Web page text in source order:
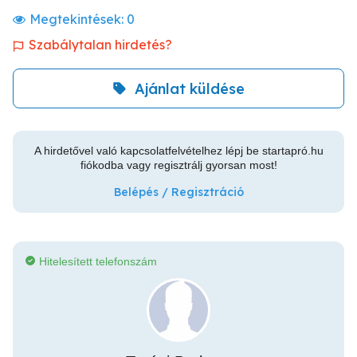
Megtekintések: 0
Szabálytalan hirdetés?
Ajánlat küldése
A hirdetővel való kapcsolatfelvételhez lépj be startapró.hu
fiókodba vagy regisztrálj gyorsan most!
Belépés / Regisztráció
Hitelesített telefonszám